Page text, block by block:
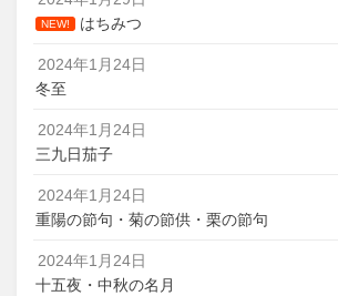
NEW! はちみつ
2024年1月24日
冬至
2024年1月24日
三九日茄子
2024年1月24日
重陽の節句・菊の節供・栗の節句
2024年1月24日
十五夜・中秋の名月